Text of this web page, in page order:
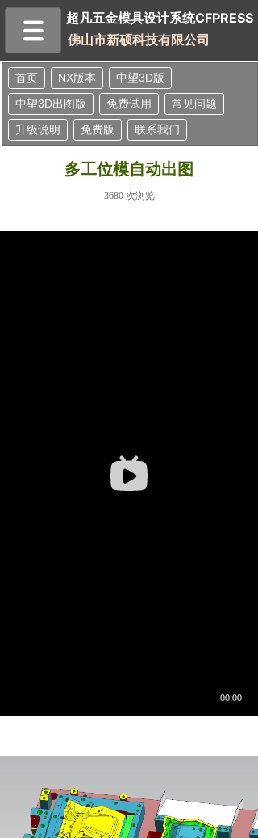
超凡五金模具设计
超凡五金模具设计系统CFPRESS
佛山市新硕科技有限公司
首页 NX版本
中望3D版
中望3D出图版
免费试用
常见问题
升级说明
免费版 联系我们
多工位模自动出图
3680 次浏览